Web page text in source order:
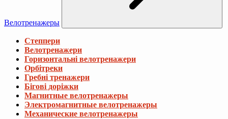
Велотренажеры
Степпери
Велотренажери
Горизонтальні велотренажери
Орбітреки
Гребні тренажери
Бігові доріжки
Магнитные велотренажеры
Электромагнитные велотренажеры
Механические велотренажеры